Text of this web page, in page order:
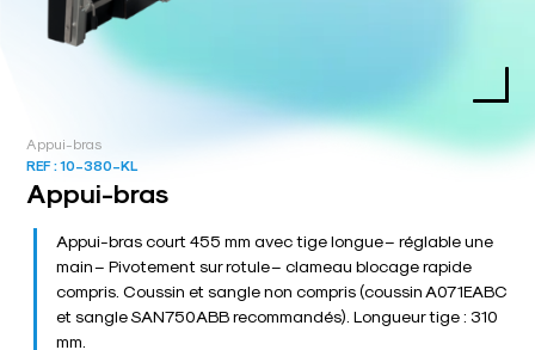
Appui-bras
REF :10-380-KL
Appui-bras
Appui-bras court 455 mm avec tige longue – réglable une
main – Pivotement sur rotule – clameau blocage rapide
compris. Coussin et sangle non compris (coussin A071EABC
et sangle SAN750ABB recommandés). Longueur tige : 310
mm.